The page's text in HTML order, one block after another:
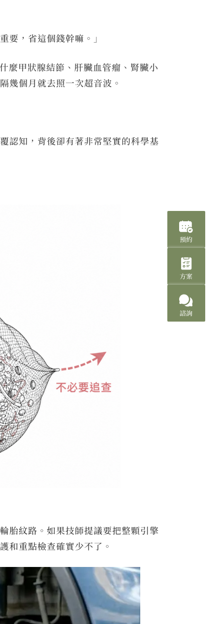
預約
方案
諮詢
要，省這個錢幹嘛。」
麼甲狀腺結節、肝臟血管瘤、腎臟小
幾個月就去照一次超音波。
認知，背後卻有著非常堅實的科學基
胎紋路。如果技師提議要把整顆引擎
和重點檢查確實少不了。